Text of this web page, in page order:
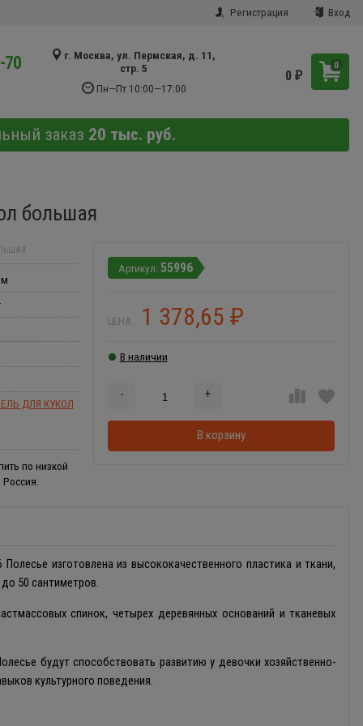
Регистрация Вход
70
г. Москва, ул. Пермская, д. 11,
стр. 5
Пн—Пт 10:00—17:00
0
0₽
заказ 20 тыс. руб.
большая
55996
ЦЕНА: 1 378,65₽
В наличии
- +
В корзину
ДЛЯ КУКОЛ
по низкой
изготовлена из высококачественного пластика и ткани,
50 сантиметров.
спинок, четырех деревянных оснований и тканевых
будут способствовать развитию у девочки хозяйственно-
культурного поведения.